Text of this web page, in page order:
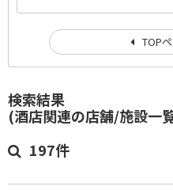
検索結果
(酒店関連の店舗/施設一覧
197件
TOP